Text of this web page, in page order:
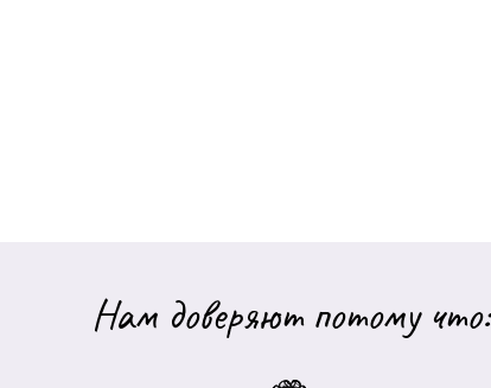
Нам доверяют потому что: